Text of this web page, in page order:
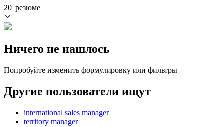
20 резюме
Ничего не нашлось
Попробуйте изменить формулировку или фильтры
Другие пользователи ищут
international sales manager
territory manager